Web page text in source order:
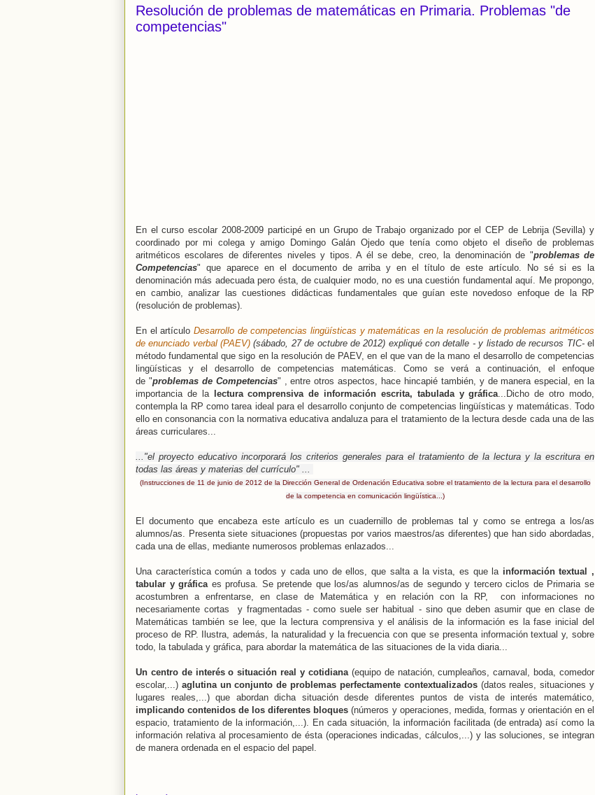
Resolución de problemas de matemáticas en Primaria. Problemas "de
competencias"
En el curso escolar 2008-2009 participé en un Grupo de Trabajo organizado por el CEP de Lebrija (Sevilla) y
coordinado por mi colega y amigo Domingo Galán Ojedo que tenía como objeto el diseño de problemas
aritméticos escolares de diferentes niveles y tipos. A él se debe, creo, la denominación de "problemas de
Competencias" que aparece en el documento de arriba y en el título de este artículo. No sé si es la
denominación más adecuada pero ésta, de cualquier modo, no es una cuestión fundamental aquí. Me propongo,
en cambio, analizar las cuestiones didácticas fundamentales que guían este novedoso enfoque de la RP
(resolución de problemas).
En el artículo Desarrollo de competencias lingüísticas y matemáticas en la resolución de problemas aritméticos
de enunciado verbal (PAEV) (sábado, 27 de octubre de 2012) expliqué con detalle - y listado de recursos TIC-el
método fundamental que sigo en la resolución de PAEV, en el que van de la mano el desarrollo de competencias
lingüísticas y el desarrollo de competencias matemáticas. Como se verá a continuación, el enfoque
de "problemas de Competencias" , entre otros aspectos, hace hincapié también, y de manera especial, en la
importancia de la
lectura comprensiva de información escrita, tabulada y gráfica...Dicho de otro modo,
contempla la RP como tarea ideal para el desarrollo conjunto de competencias lingüísticas y matemáticas. Todo
ello en consonancia con la normativa educativa andaluza para el tratamiento de la lectura desde cada una de las
áreas curriculares...
..."el proyecto educativo incorporará los criterios generales para el tratamiento de la lectura y la escritura en
todas las áreas y materias del currículo" ...
(Instrucciones de 11 de junio de 2012 de la Dirección General de Ordenación Educativa sobre el tratamiento de la lectura para el desarrollo
de la competencia en comunicación lingüística...)
El documento que encabeza este artículo es un cuadernillo de problemas tal y como se entrega a los/as
alumnos/as. Presenta siete situaciones (propuestas por varios maestros/as diferentes) que han sido abordadas,
cada una de ellas, mediante numerosos problemas enlazados...
Una característica común a todos y cada uno de ellos, que salta a la vista, es que la información textual ,
tabular y gráficaes profusa. Se pretende que los/as alumnos/as de segundo y tercero ciclos de Primaria se
acostumbren a enfrentarse, en clase de Matemática y en relación con la RP, con informaciones no
necesariamente cortas y fragmentadas - como suele ser habitual - sino que deben asumir que en clase de
Matemáticas también se lee, que la lectura comprensiva y el análisis de la información es la fase inicial del
proceso de RP. Ilustra, además, la naturalidad y la frecuencia con que se presenta información textual y, sobre
todo, la tabulada y gráfica, para abordar la matemática de las situaciones de la vida diaria...
Un centro de interés o situación real y cotidiana(equipo de natación, cumpleaños, carnaval, boda, comedor
escolar,...) aglutina un conjunto de problemas perfectamente contextualizados(datos reales, situaciones y
lugares reales,...) que abordan dicha situación desde diferentes puntos de vista de interés matemático,
implicando contenidos de los diferentes bloques (números y operaciones, medida, formas y orientación en el
espacio, tratamiento de la información,...). En cada situación, la información facilitada (de entrada) así como la
información relativa al procesamiento de ésta (operaciones indicadas, cálculos,...) y las soluciones, se integran
de manera ordenada en el espacio del papel.